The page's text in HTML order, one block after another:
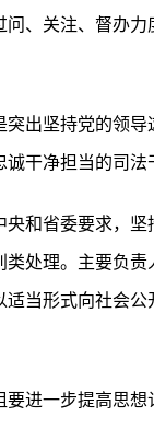
、关注、督办
出坚持党的领
干净担当的司法
和省委要求，
处理。主要负
当形式向社会
进一步提高思